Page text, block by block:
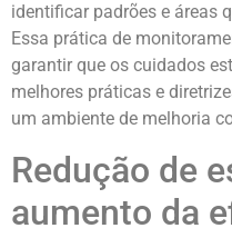
identificar padrões e áreas
Essa prática de
garantir que os cuidados
melhores práticas e
um ambiente de melhoria
Redução de
aumento da